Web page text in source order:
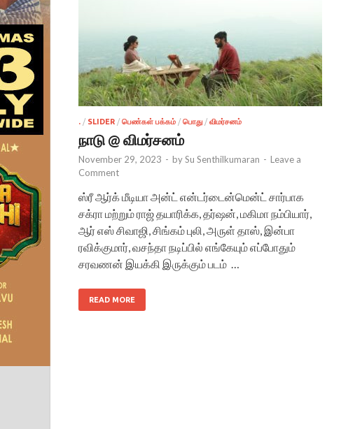
. / SLIDER / பெண்கள் பக்கம் / பொது / விமர்சனம்
நாடு @ விமர்சனம்
November 29, 2023 - bySu Senthilkumaran - Leave a
Comment
ஸ்ரீ ஆர்க் மீடியா அன்ட் என்டர்டைன்மென்ட் சார்பாக
சக்ரா மற்றும் ராஜ் தயாரிக்க, தர்ஷன், மகிமா நம்பியார்,
ஆர் எஸ் சிவாஜி, சிங்கம் புலி, அருள் தாஸ், இன்பா
ரவிக்குமார், வசந்தா நடிப்பில் எங்கேயும் எப்போதும்
சரவணன் இயக்கி இருக்கும் படம் …
READ MORE